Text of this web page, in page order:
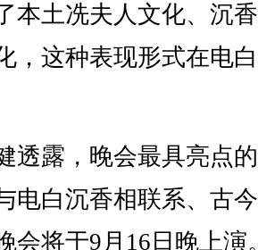
本土冼夫人文化、沉
，这种表现形式在电
露，晚会最具亮点
电白沉香相联系、古
会将于9月16日晚上演